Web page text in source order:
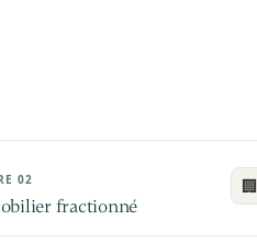
02
fractionné
🏢